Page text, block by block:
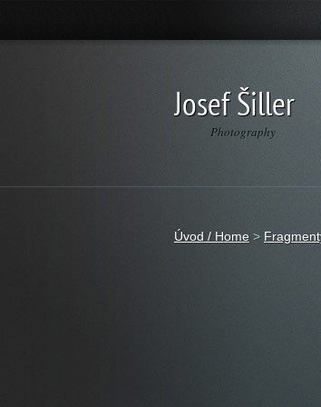
Josef Šiller
Photography
Úvod / Home >